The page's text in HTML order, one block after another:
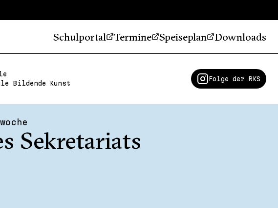
Schulportal Termine Speiseplan Downloads
Bildende Kunst
Folge der RKS
Sekretariats